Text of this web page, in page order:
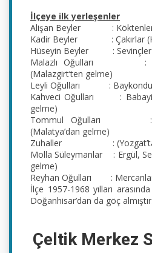
İlçeye ilk yerleşenler
Alişan Beyler             :
Kadir Beyler              :
Hüseyin Beyler          :
Malazlı Oğulları         :
(Malazgirt’ten gelme)
Leyli Oğulları            :
Kahveci Oğulları       :
gelme)
Tommul Oğulları
(Malatya’dan gelme)
Zuhaller                     :
Molla Süleymanlar    : Ergül,
gelme)
Reyhan Oğulları        :
İlçe 1957-1968 yılları
Doğanhisar’dan da göç almıştır.
Çeltik Merkez